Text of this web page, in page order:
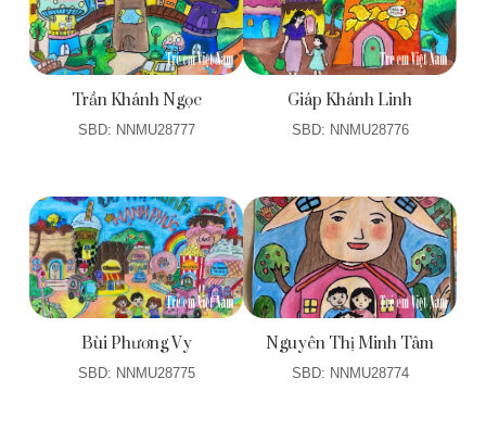
Trần Khánh Ngọc
SBD: NNMU28777
Giáp Khánh Linh
SBD: NNMU28776
Bùi Phương Vy
SBD: NNMU28775
Nguyên Thị Minh Tâm
SBD: NNMU28774